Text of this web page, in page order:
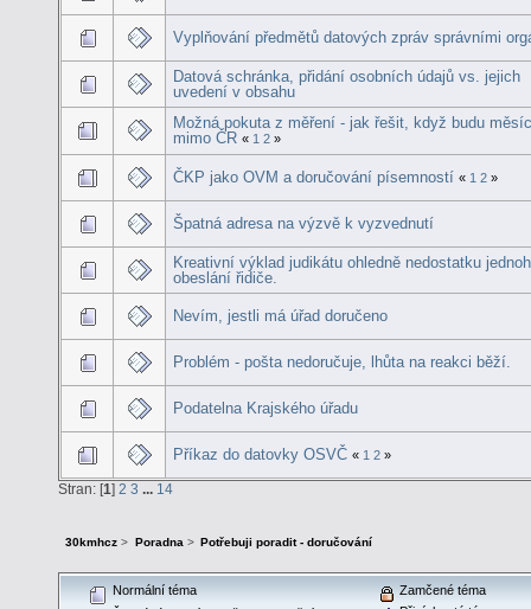
Vyplňování předmětů datových zpráv správními
Datová schránka, přidání osobních údajů vs. jejich
uvedení v obsahu
Možná pokuta z měření - jak řešit, když budu
mimo ČR« 1 2 »
ČKP jako OVM a doručování písemností « 1 2 »
Špatná adresa na výzvě k vyzvednutí
Kreativní výklad judikátu ohledně nedostatku
obeslání řidiče.
Nevím, jestli má úřad doručeno
Problém - pošta nedoručuje, lhůta na reakci běží.
Podatelna Krajského úřadu
Příkaz do datovky OSVČ « 1 2 »
Stran: [1] 2 3 ... 14
30kmhcz > Poradna > Potřebuji poradit - doručování
Normální téma
Zamčené téma